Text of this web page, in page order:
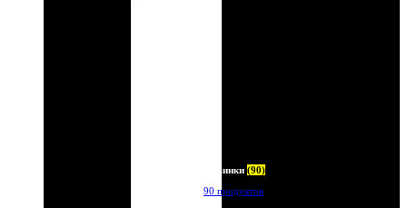
Новинки (90)
90 продуктов